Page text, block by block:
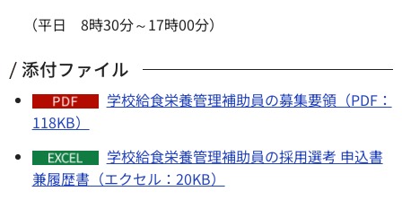
（平日 8時30分～17時00分）
添付ファイル
学校給食栄養管理補助員の募集要領（PDF：
118KB）
学校給食栄養管理補助員の採用選考 申込書
兼履歴書（エクセル：20KB）